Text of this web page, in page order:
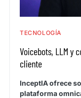
TECNOLOGÍA
Voicebots, LLM y
cliente
InceptIA ofrece
plataforma